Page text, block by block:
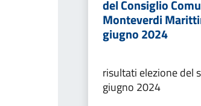
del Consiglio
Monteverdi
giugno 2024
risultati elezione del
giugno 2024